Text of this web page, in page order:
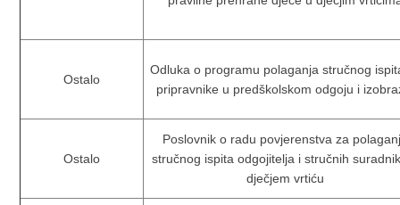
Ostalo
Odluka o programu polaganja stručnog
pripravnike u predškolskom odgoju i
Ostalo
Poslovnik o radu povjerenstva za
stručnog ispita odgojitelja i stručnih
dječjem vrtiću